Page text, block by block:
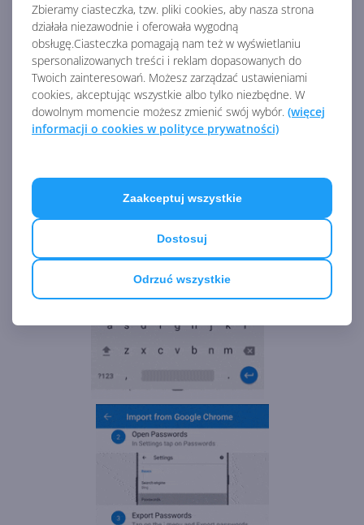
Zbieramy ciasteczka, tzw. pliki cookies, aby nasza strona
działała niezawodnie i oferowała wygodną
obsługę.Ciasteczka pomagają nam też w wyświetlaniu
spersonalizowanych treści i reklam dopasowanych do
Twoich zainteresowań. Możesz zarządzać ustawieniami
cookies, akceptując wszystkie albo tylko niezbędne. W
dowolnym momencie możesz zmienić swój wybór. (więcej
informacji o cookies w polityce prywatności)
Odrzuć wszystkie
Dostosuj
Zaakceptuj wszystkie